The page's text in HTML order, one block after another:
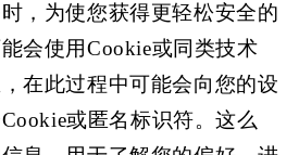
，为使您获得更轻松安全的
会使用Cookie或同类技术
在此过程中可能会向您的设
或匿名标识符。这么